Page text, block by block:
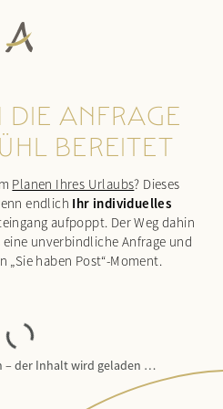
Wissenswertes
ANFRAGE
BEREITET
Planen Ihres Urlaubs? Dieses
endlich Ihr individuelles
aufpoppt. Der Weg dahin
eine unverbindliche Anfrage und
„Sie haben Post“-Moment.
– der Inhalt wird geladen …